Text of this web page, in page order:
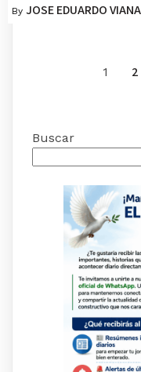
By JOSE EDUARDO VIANA
1 2
Buscar